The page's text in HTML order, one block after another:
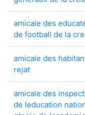
amicale des
de football de la
amicale des
rejat
amicale des
de leducation